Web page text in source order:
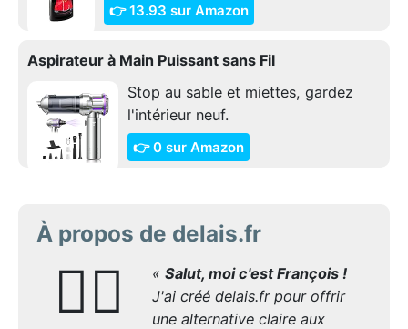
👉 13.93 sur Amazon
Aspirateur à Main Puissant sans Fil
Stop au sable et miettes, gardez
l'intérieur neuf.
👉 0 sur Amazon
À propos de delais.fr
🙋‍♂️ « Salut, moi c'est François !
J'ai créé delais.fr pour offrir
une alternative claire aux